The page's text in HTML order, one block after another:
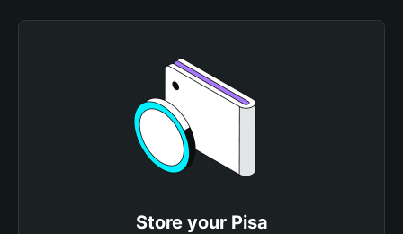
Store your Pisa